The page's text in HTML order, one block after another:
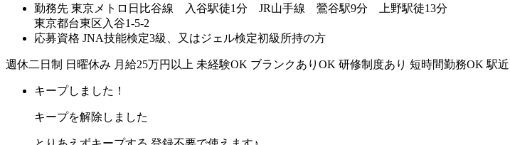
勤務先 東京メトロ日比谷線 入谷駅徒1分 JR山手線 鶯谷駅9分 上野駅徒13分
東京都台東区入谷1-5-2
応募資格 JNA技能検定3級、又はジェル検定初級所持の方
週休二日制 日曜休み 月給25万円以上 未経験OK ブランクありOK 研修制度あり 短時間勤務OK 駅近
キープしました！
キープを解除しました